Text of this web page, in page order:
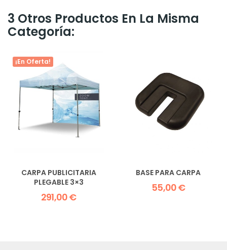
3 Otros Productos En La Misma
Categoría:
¡En Oferta!
CARPA PUBLICITARIA
PLEGABLE 3×3
291,00 €
BASE PARA CARPA
55,00 €